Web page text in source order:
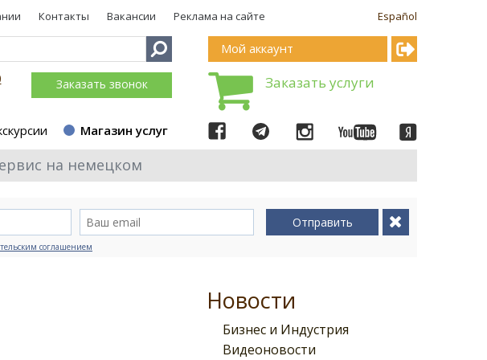
Español
Контакты Вакансии Реклама на сайте
Заказать звонок
Магазин услуг
Мой аккаунт
Заказать услуги
на немецком
Отправить
соглашением
Новости
Бизнес и Индустрия
Видеоновости